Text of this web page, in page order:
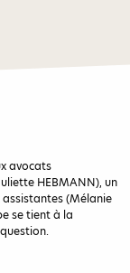
avocats
HEBMANN), un
(Mélanie
se tient à la